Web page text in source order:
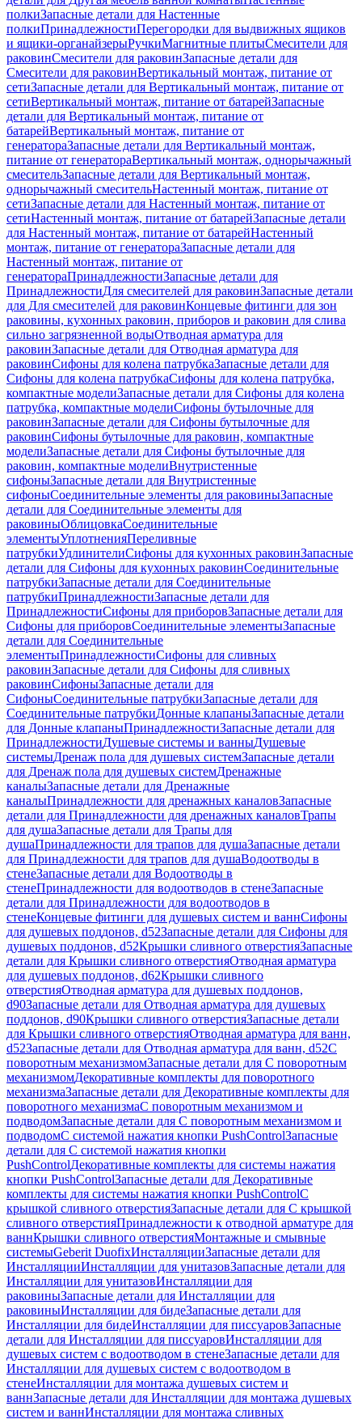
полкиЗапасные детали для Настенные
полкиПринадлежностиПерегородки для выдвижных ящиков
и ящики-органайзерыРучкиМагнитные плитыСмесители для
раковинСмесители для раковинЗапасные детали для
Смесители для раковинВертикальный монтаж, питание от
сетиЗапасные детали для Вертикальный монтаж, питание от
сетиВертикальный монтаж, питание от батарейЗапасные
детали для Вертикальный монтаж, питание от
батарейВертикальный монтаж, питание от
генератораЗапасные детали для Вертикальный монтаж,
питание от генератораВертикальный монтаж, однорычажный
смесительЗапасные детали для Вертикальный монтаж,
однорычажный смесительНастенный монтаж, питание от
сетиЗапасные детали для Настенный монтаж, питание от
сетиНастенный монтаж, питание от батарейЗапасные детали
для Настенный монтаж, питание от батарейНастенный
монтаж, питание от генератораЗапасные детали для
Настенный монтаж, питание от
генератораПринадлежностиЗапасные детали для
ПринадлежностиДля смесителей для раковинЗапасные детали
для Для смесителей для раковинКонцевые фитинги для зон
раковины, кухонных раковин, приборов и раковин для слива
сильно загрязненной водыОтводная арматура для
раковинЗапасные детали для Отводная арматура для
раковинСифоны для колена патрубкаЗапасные детали для
Сифоны для колена патрубкаСифоны для колена патрубка,
компактные моделиЗапасные детали для Сифоны для колена
патрубка, компактные моделиСифоны бутылочные для
раковинЗапасные детали для Сифоны бутылочные для
раковинСифоны бутылочные для раковин, компактные
моделиЗапасные детали для Сифоны бутылочные для
раковин, компактные моделиВнутристенные
сифоныЗапасные детали для Внутристенные
сифоныСоединительные элементы для раковиныЗапасные
детали для Соединительные элементы для
раковиныОблицовкаСоединительные
элементыУплотненияПереливные
патрубкиУдлинителиСифоны для кухонных раковинЗапасные
детали для Сифоны для кухонных раковинСоединительные
патрубкиЗапасные детали для Соединительные
патрубкиПринадлежностиЗапасные детали для
ПринадлежностиСифоны для приборовЗапасные детали для
Сифоны для приборовСоединительные элементыЗапасные
детали для Соединительные
элементыПринадлежностиСифоны для сливных
раковинЗапасные детали для Сифоны для сливных
раковинСифоныЗапасные детали для
СифоныСоединительные патрубкиЗапасные детали для
Соединительные патрубкиДонные клапаныЗапасные детали
для Донные клапаныПринадлежностиЗапасные детали для
ПринадлежностиДушевые системы и ванныДушевые
системыДренаж пола для душевых системЗапасные детали
для Дренаж пола для душевых системДренажные
каналыЗапасные детали для Дренажные
каналыПринадлежности для дренажных каналовЗапасные
детали для Принадлежности для дренажных каналовТрапы
для душаЗапасные детали для Трапы для
душаПринадлежности для трапов для душаЗапасные детали
для Принадлежности для трапов для душаВодоотводы в
стенеЗапасные детали для Водоотводы в
стенеПринадлежности для водоотводов в стенеЗапасные
детали для Принадлежности для водоотводов в
стенеКонцевые фитинги для душевых систем и ваннСифоны
для душевых поддонов, d52Запасные детали для Сифоны для
душевых поддонов, d52Крышки сливного отверстияЗапасные
детали для Крышки сливного отверстияОтводная арматура
для душевых поддонов, d62Крышки сливного
отверстияОтводная арматура для душевых поддонов,
d90Запасные детали для Отводная арматура для душевых
поддонов, d90Крышки сливного отверстияЗапасные детали
для Крышки сливного отверстияОтводная арматура для ванн,
d52Запасные детали для Отводная арматура для ванн, d52С
поворотным механизмомЗапасные детали для С поворотным
механизмомДекоративные комплекты для поворотного
механизмаЗапасные детали для Декоративные комплекты для
поворотного механизмаС поворотным механизмом и
подводомЗапасные детали для С поворотным механизмом и
подводомС системой нажатия кнопки PushControlЗапасные
детали для С системой нажатия кнопки
PushControlДекоративные комплекты для системы нажатия
кнопки PushControlЗапасные детали для Декоративные
комплекты для системы нажатия кнопки PushControlС
крышкой сливного отверстияЗапасные детали для С крышкой
сливного отверстияПринадлежности к отводной арматуре для
ваннКрышки сливного отверстияМонтажные и смывные
системыGeberit DuofixИнсталляцииЗапасные детали для
ИнсталляцииИнсталляции для унитазовЗапасные детали для
Инсталляции для унитазовИнсталляции для
раковиныЗапасные детали для Инсталляции для
раковиныИнсталляции для бидеЗапасные детали для
Инсталляции для бидеИнсталляции для писсуаровЗапасные
детали для Инсталляции для писсуаровИнсталляции для
душевых систем с водоотводом в стенеЗапасные детали для
Инсталляции для душевых систем с водоотводом в
стенеИнсталляции для монтажа душевых систем и
ваннЗапасные детали для Инсталляции для монтажа душевых
систем и ваннИнсталляции для монтажа сливных